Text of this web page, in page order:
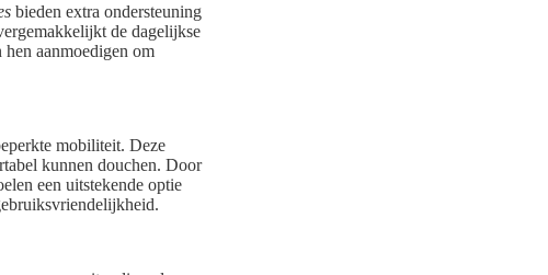
bieden extra ondersteuning
de dagelijkse
aanmoedigen om
mobiliteit. Deze
kunnen douchen. Door
een uitstekende optie